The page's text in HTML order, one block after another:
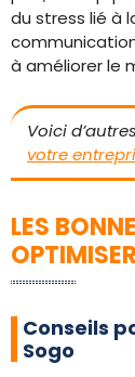
du stress lié à
à améliorer le
Voici
votre
LES
Conseils
Sogo